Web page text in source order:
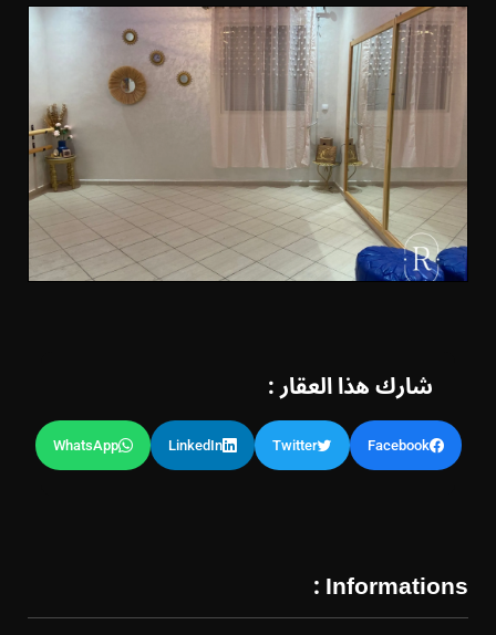
شارك هذا العقار :
Facebook
Twitter
LinkedIn
WhatsApp
Informations :